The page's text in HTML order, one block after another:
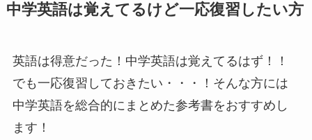
中学英語は覚えてるけど一応復習したい方
英語は得意だった！中学英語は覚えてるはず！！
でも一応復習しておきたい・・・！そんな方には
中学英語を総合的にまとめた参考書をおすすめし
ます！